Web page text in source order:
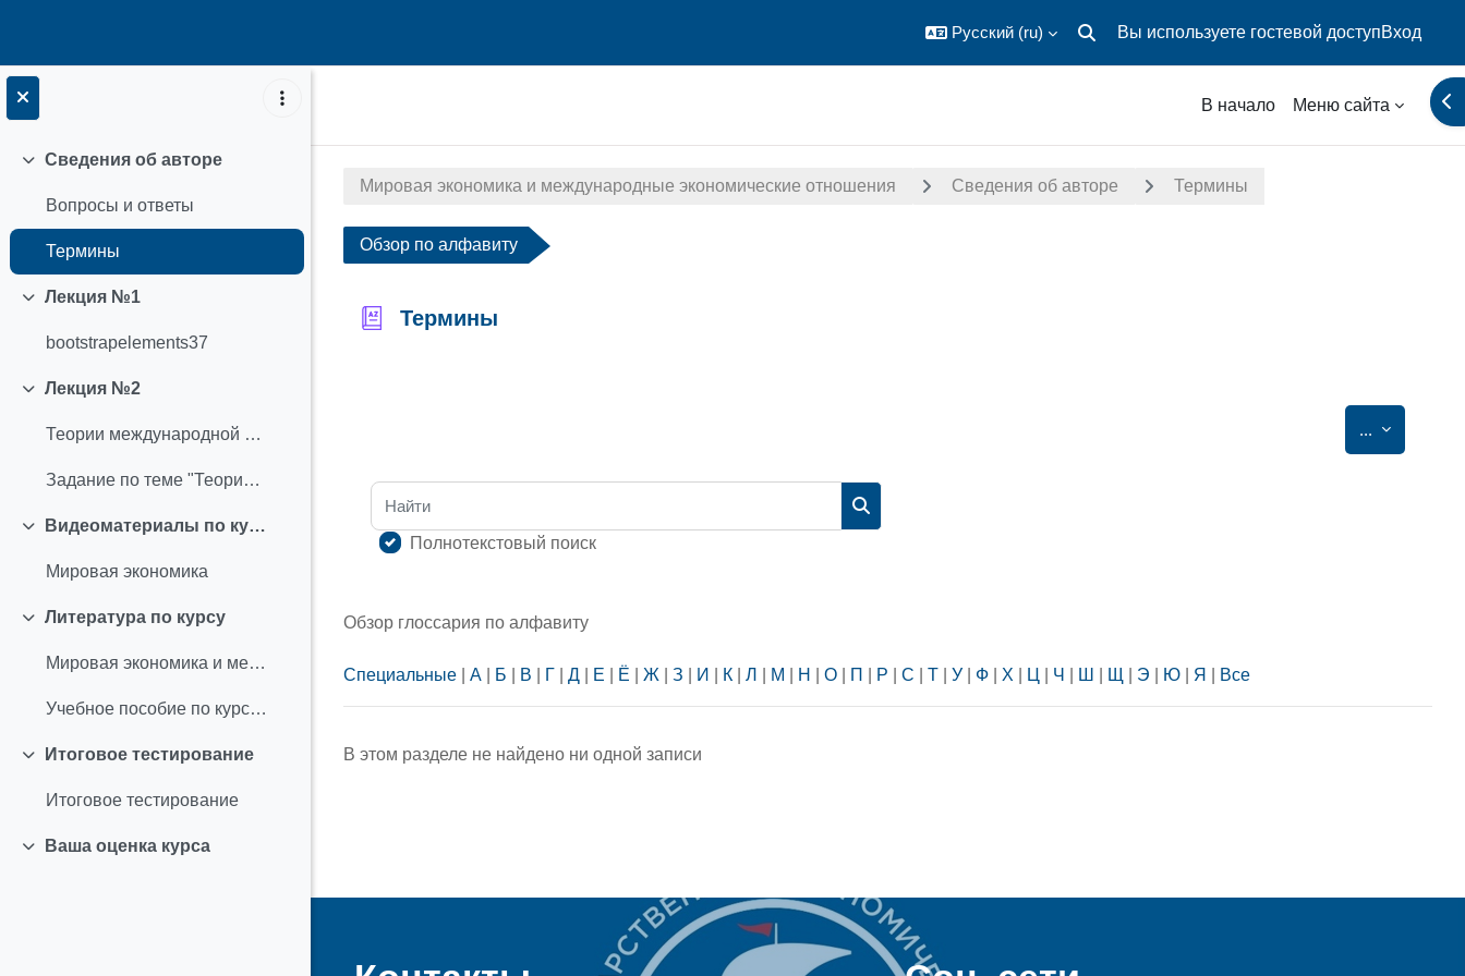
Перейти к основному содержанию
Русский ‎(ru)‎
Изменить данные поисковой строки
Вы используете гостевой доступВход
В начало Меню сайта
Свернуть
Сведения об авторе
Вопросы и ответы
Термины
Свернуть
Лекция №1
bootstrapelements37
Свернуть
Лекция №2
Теории международной торговли
Задание по теме "Теории международной торговли"
Свернуть
Видеоматериалы по курсу
Мировая экономика
Свернуть
Литература по курсу
Мировая экономика и международные экономические отношения
Учебное пособие по курсу "Мировая экономика"
Свернуть
Итоговое тестирование
Итоговое тестирование
Свернуть
Ваша оценка курса
Мировая экономика и международные экономические отношения Сведения об авторе Термины
Обзор по алфавиту
Термины
... Экспорт
Найти
Полнотекстовый поиск
Обзор глоссария по алфавиту
Специальные А Б В Г Д Е Ё Ж З И К Л М Н О П Р С Т У Ф Х Ц Ч Ш Щ Э Ю Я Все
В этом разделе не найдено ни одной записи